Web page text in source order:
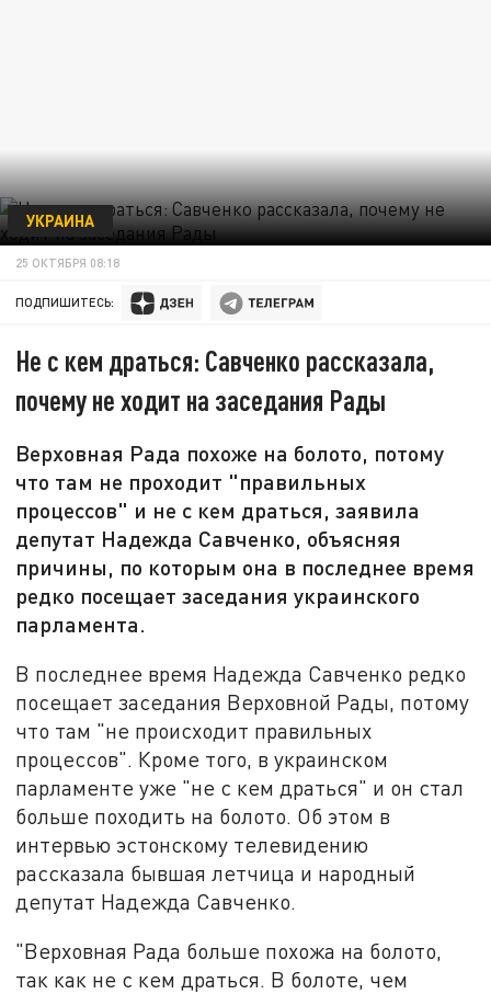
УКРАИНА
25 ОКТЯБРЯ 08:18
ПОДПИШИТЕСЬ:
Не с кем драться: Савченко рассказала,
почему не ходит на заседания Рады
Верховная Рада похоже на болото, потому
что там не проходит "правильных
процессов" и не с кем драться, заявила
депутат Надежда Савченко, объясняя
причины, по которым она в последнее время
редко посещает заседания украинского
парламента.
В последнее время Надежда Савченко редко
посещает заседания Верховной Рады, потому
что там "не происходит правильных
процессов". Кроме того, в украинском
парламенте уже "не с кем драться" и он стал
больше походить на болото. Об этом в
интервью эстонскому телевидению
рассказала бывшая летчица и народный
депутат Надежда Савченко.
"Верховная Рада больше похожа на болото,
так как не с кем драться. В болоте, чем